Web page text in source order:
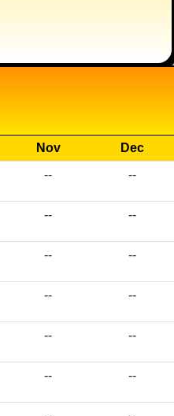
Nov
Dec
-- --
-- --
-- --
-- --
-- --
-- --